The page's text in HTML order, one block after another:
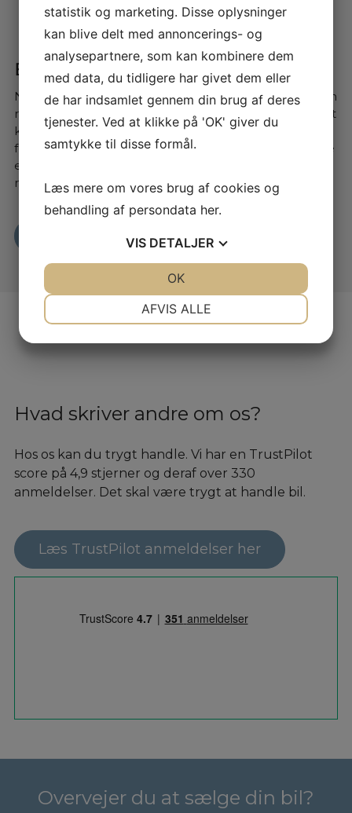
Bliv klogere på ladeløsninger
Når du køber el- eller hybridbil, er det vigtigt med den
rette ladeløsning. Der findes mange udbydere, og det
kan være en jungle at finde rundt i – især som
førstegangskøber. Derfor hjælper vi dig med at vælge
en løsning, der passer til dine behov. Vi samarbejder
med tre pålidelige udbydere: Clever, OK og LOOAD.
Hvad skriver andre om os?
Hos os kan du trygt handle. Vi har en TrustPilot
score på 4,9 stjerner og deraf over 330
anmeldelser. Det skal være trygt at handle bil.
Læs TrustPilot anmeldelser her
Overvejer du at sælge din bil?
statistik og marketing. Disse oplysninger
kan blive delt med annoncerings- og
analysepartnere, som kan kombinere dem
med data, du tidligere har givet dem eller
de har indsamlet gennem din brug af deres
tjenester. Ved at klikke på 'OK' giver du
samtykke til disse formål.
Læs mere om vores brug af cookies og
behandling af persondata her.
VIS DETALJER
AFVIS ALLE
OK